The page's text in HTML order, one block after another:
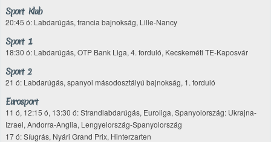
Sport Klub
20:45 ó: Labdarúgás, francia bajnokság, Lille-Nancy
Sport 1
18:30 ó: Labdarúgás, OTP Bank Liga, 4. forduló, Kecskeméti TE-Kaposvár
Sport 2
21 ó: Labdarúgás, spanyol másodosztályú bajnokság, 1. forduló
Eurosport
11 ó, 12:15 ó, 13:30 ó: Strandlabdarúgás, Euroliga, Spanyolország: Ukrajna-
Izrael, Andorra-Anglia, Lengyelország-Spanyolország
17 ó: Síugrás, Nyári Grand Prix, Hinterzarten